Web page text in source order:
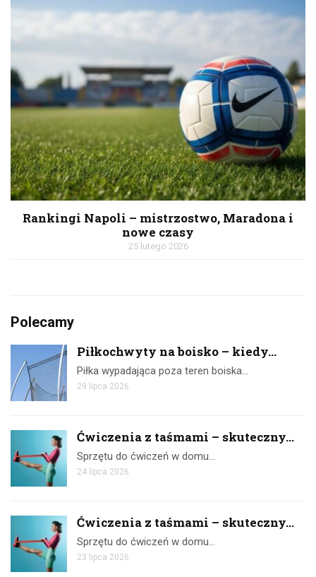
Rankingi Napoli – mistrzostwo, Maradona i
nowe czasy
25 lutego 2026
Polecamy
Piłkochwyty na boisko – kiedy...
Piłka wypadająca poza teren boiska…
29 lipca 2026
Ćwiczenia z taśmami – skuteczny...
Sprzętu do ćwiczeń w domu…
24 lipca 2026
Ćwiczenia z taśmami – skuteczny...
Sprzętu do ćwiczeń w domu…
23 lipca 2026